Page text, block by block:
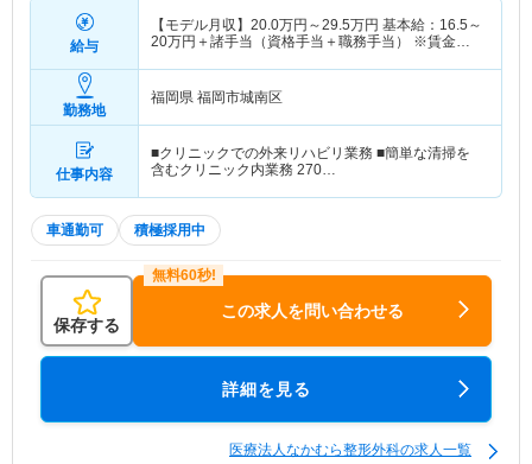
給与
【モデル月収】 20.0万円～29.5万円 基本給：16.5～
20万円＋諸手当（資格手当＋職務手当） ※賃金は
勤務地
福岡県 福岡市城南区
仕事内容
■クリニックでの外来リハビリ業務 ■簡単な清掃を
含むクリニック内業務 270…
車通勤可 積極採用中
保存する
この求人を問い合わせる
詳細を見る
医療法人なかむら整形外科の求人一覧